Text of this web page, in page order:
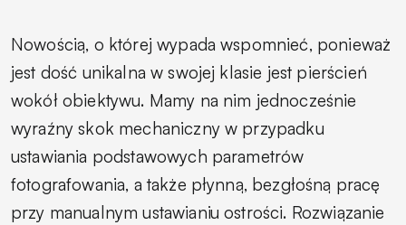
Nowością, o której wypada wspomnieć, ponieważ
jest dość unikalna w swojej klasie jest pierścień
wokół obiektywu. Mamy na nim jednocześnie
wyraźny skok mechaniczny w przypadku
ustawiania podstawowych parametrów
fotografowania, a także płynną, bezgłośną pracę
przy manualnym ustawianiu ostrości. Rozwiązanie